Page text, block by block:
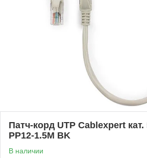
Патч-корд UTP Cablexpert
PP12-1.5M BK
В наличии